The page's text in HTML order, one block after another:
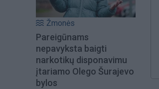
Žmonės
Pareigūnams
nepavyksta baigti
narkotikų disponavimu
įtariamo Olego Šurajevo
bylos